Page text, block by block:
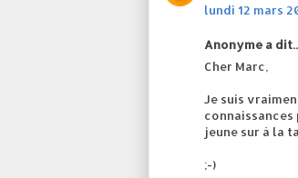
lundi 12 mars
Anonyme a
Cher Marc,
Je suis
jeune sur à la
;-)